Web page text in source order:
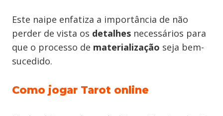
Este naipe enfatiza a importância de não
perder de vista os detalhes necessários para
que o processo de materialização seja bem-
sucedido.
Como jogar Tarot online